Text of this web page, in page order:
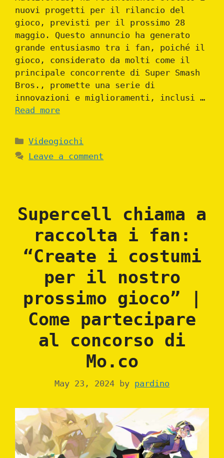
nuovi progetti per il rilancio del
gioco, previsti per il prossimo 28
maggio. Questo annuncio ha generato
grande entusiasmo tra i fan, poiché il
gioco, considerato da molti come il
principale concorrente di Super Smash
Bros., promette una serie di
innovazioni e miglioramenti, inclusi …
Read more
Categories
Videogiochi
Leave a comment
Supercell chiama a
raccolta i fan:
“Create i costumi
per il nostro
prossimo gioco” |
Come partecipare
al concorso di
Mo.co
May 23, 2024 by pardino